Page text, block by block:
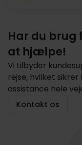
Har du brug
at hjælpe!
Vi tilbyder
rejse, hvilket
assistance hele
Kontakt os